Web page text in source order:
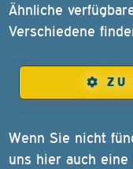
Ähnliche
Verschiedene
ZU
Wenn Sie nicht
uns hier auch